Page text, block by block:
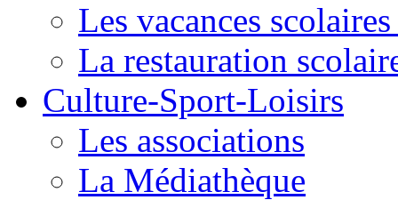
Les vacances
La restauration
Culture-Sport-Loisirs
Les associations
La Médiathèque